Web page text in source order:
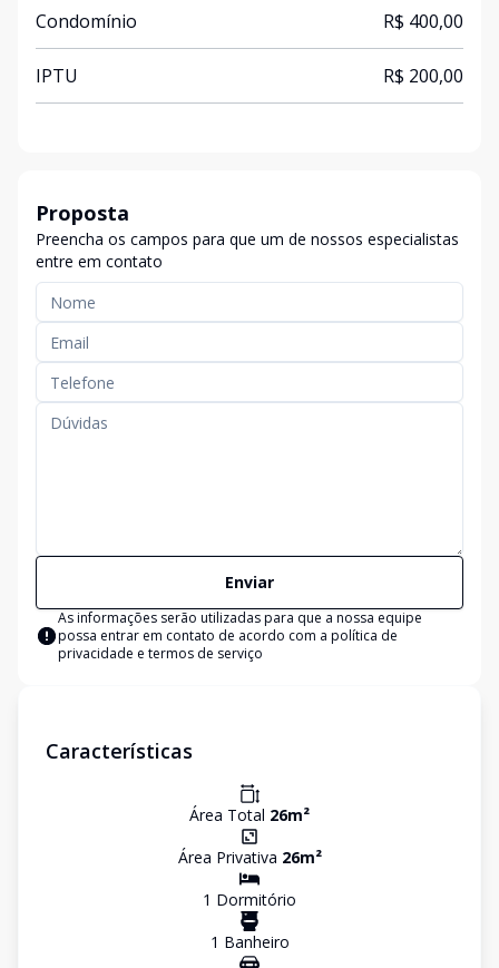
Condomínio R$ 400,00
IPTU R$ 200,00
Proposta
Preencha os campos para que um de nossos especialistas
entre em contato
Enviar
As informações serão utilizadas para que a nossa equipe
possa entrar em contato de acordo com a política de
privacidade e termos de serviço
Características
Área Total 26m²
Área Privativa 26m²
1 Dormitório
1 Banheiro